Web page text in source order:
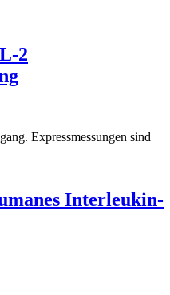
2
Expressmessungen sind
Interleukin-